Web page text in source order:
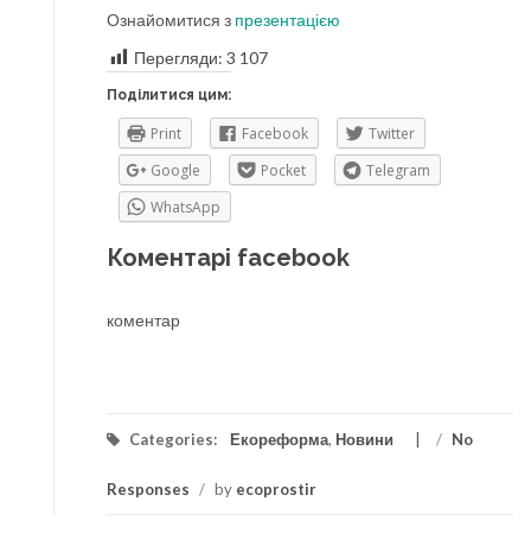
Ознайомитися з презентацією
Перегляди: 3 107
Поділитися цим:
Print Facebook
Twitter
Google
Pocket
Telegram
WhatsApp
Коментарі facebook
коментар
Categories: Екореформа, Новини / No
Responses / by ecoprostir